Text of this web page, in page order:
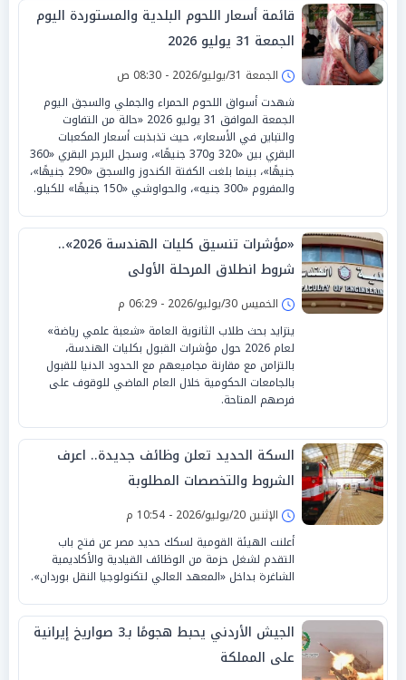
قائمة أسعار اللحوم البلدية والمستوردة اليوم
الجمعة 31 يوليو 2026
الجمعة 31/يوليو/2026 - 08:30 ص
شهدت أسواق اللحوم الحمراء والجملي والسجق اليوم
الجمعة الموافق 31 يوليو 2026 «حالة من التفاوت
والتباين في الأسعار»، حيث تذبذبت أسعار المكعبات
البقري بين «320 و370 جنيهًا»، وسجل البرجر البقري «360
جنيهًا»، بينما بلغت الكفتة الكندوز والسجق «290 جنيهًا»،
والمفروم «300 جنيه»، والحواوشي «150 جنيهًا» للكيلو.
«مؤشرات تنسيق كليات الهندسة 2026»..
شروط انطلاق المرحلة الأولى
الخميس 30/يوليو/2026 - 06:29 م
يتزايد بحث طلاب الثانوية العامة «شعبة علمي رياضة»
لعام 2026 حول مؤشرات القبول بكليات الهندسة،
بالتزامن مع مقارنة مجاميعهم مع الحدود الدنيا للقبول
بالجامعات الحكومية خلال العام الماضي للوقوف على
فرصهم المتاحة.
السكة الحديد تعلن وظائف جديدة.. اعرف
الشروط والتخصصات المطلوبة
الإثنين 20/يوليو/2026 - 10:54 م
أعلنت الهيئة القومية لسكك حديد مصر عن فتح باب
التقدم لشغل حزمة من الوظائف القيادية والأكاديمية
الشاغرة بداخل «المعهد العالي لتكنولوجيا النقل بوردان».
الجيش الأردني يحبط هجومًا بـ3 صواريخ إيرانية
على المملكة